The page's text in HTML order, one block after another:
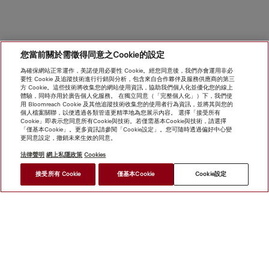
您當前關於需徵得同意之Cookie的設定
為確保網站正常運作，美諾使用必要性 Cookie。經您同意後，我們亦會運用非必
要性 Cookie 及追蹤技術進行行銷與分析，包含來自合作夥伴及服務供應商的第三
方 Cookie。這些技術將收集您的網站使用資訊，協助我們個人化並優化您的線上
體驗，同時亦用於廣告個人化服務。 在獨立同意（「完整個人化」）下，我們使
用 Bloomreach Cookie 及其他追蹤技術收集您的使用者行為資訊，並將其與您的
個人檔案關聯，以便透過各類管道更精準地為您展示內容。 選擇「接受所有
Cookie」即表示您同意所有Cookie與技術。若僅需基本Cookie與技術，請選擇
「僅基本Cookie」。更多資訊請參閱「Cookie設定」。您可隨時透過偏好中心變
更同意設定，撤銷未來生效的同意。
法律聲明 網上私隱政策 Cookies
接受所有 Cookie 僅基本Cookie Cookie設定